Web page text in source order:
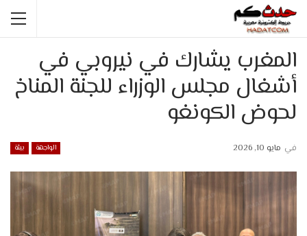
المغرب يشارك في نيروبي في
أشغال مجلس الوزراء للجنة المناخ
لحوض الكونغو
الواجهة بيئة في مايو 10, 2026